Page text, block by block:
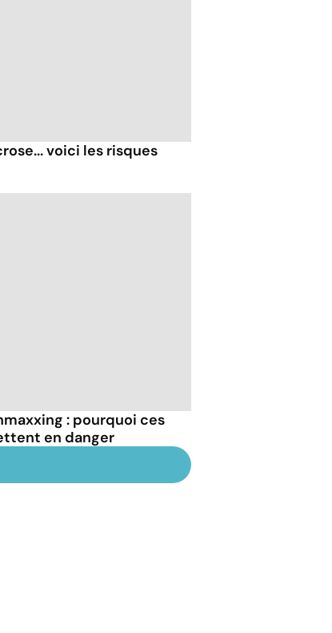
voici les risques
: pourquoi ces
en danger